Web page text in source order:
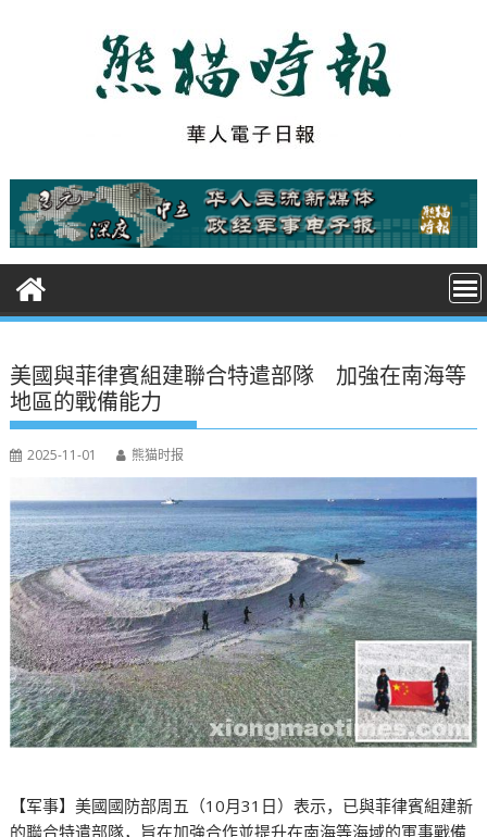
t
美國與菲律賓組建聯合特遣部隊 加強在南海等
地區的戰備能力
2025-11-01 熊猫时报
【军事】美國國防部周五（10月31日）表示，已與菲律賓組建新
的聯合特遣部隊，旨在加強合作並提升在南海等海域的軍事戰備